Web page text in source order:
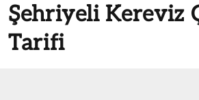
Şehriyeli Kereviz
Tarifi